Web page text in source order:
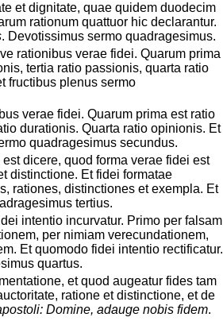
et dignitate, quae quidem duodecim
rationum quattuor hic declarantur.
. Devotissimus sermo quadragesimus.
rationibus verae fidei. Quarum prima
tertia ratio passionis, quarta ratio
fructibus plenus sermo
verae fidei. Quarum prima est ratio
durationis. Quarta ratio opinionis. Et
quadragesimus secundus.
dicere, quod forma verae fidei est
distinctione. Et fidei formatae
rationes, distinctiones et exempla. Et
tertius.
intentio incurvatur. Primo per falsam
per nimiam verecundationem,
Et quomodo fidei intentio rectificatur.
quartus.
et quod augeatur fides tam
ratione et distinctione, et de
Domine, adauge nobis fidem.